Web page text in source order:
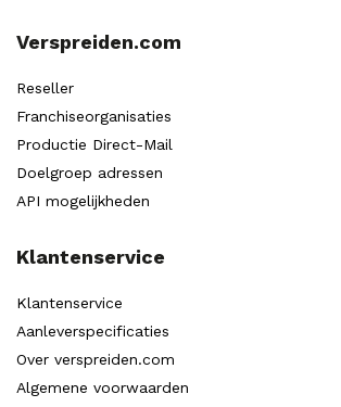
Verspreiden.com
Reseller
Franchiseorganisaties
Productie Direct-Mail
Doelgroep adressen
API mogelijkheden
Klantenservice
Klantenservice
Aanleverspecificaties
Over verspreiden.com
Algemene voorwaarden